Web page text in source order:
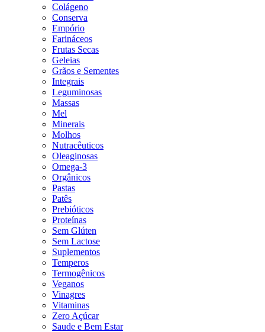
Colágeno
Conserva
Empório
Farináceos
Frutas Secas
Geleias
Grãos e Sementes
Integrais
Leguminosas
Massas
Mel
Minerais
Molhos
Nutracêuticos
Oleaginosas
Omega-3
Orgânicos
Pastas
Patês
Prebióticos
Proteínas
Sem Glúten
Sem Lactose
Suplementos
Temperos
Termogênicos
Veganos
Vinagres
Vitaminas
Zero Açúcar
Saude e Bem Estar